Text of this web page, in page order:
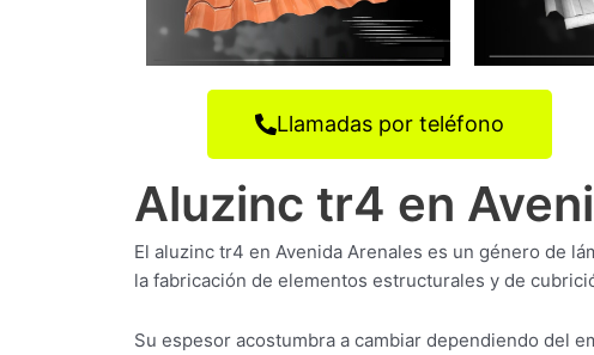
Llamadas por teléfono
Aluzinc tr4 en
El aluzinc tr4 en Avenida Arenales es un género de
la fabricación de elementos estructurales y de
Su espesor acostumbra a cambiar dependiendo del